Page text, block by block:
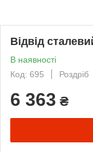
Відвід
В наявності
Код: 695
Роздріб
6 363 ₴